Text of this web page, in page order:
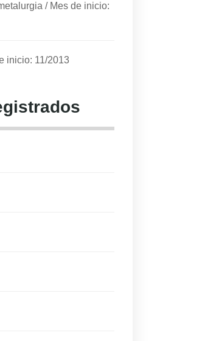
/ Mes de inicio:
inicio: 11/2013